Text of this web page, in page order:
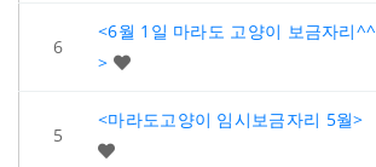
6
<6월 1일 마라도 고양이 보금자리^^
>
5
<마라도고양이 임시보금자리 5월>